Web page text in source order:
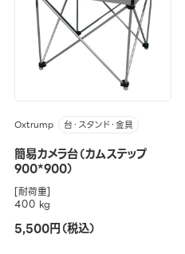
Oxtrump 台・スタンド・金具
簡易カメラ台（カムステップ
900*900）
[耐荷重]
400 kg
5,500円（税込）